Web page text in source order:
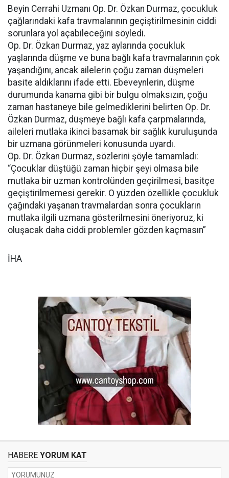
Beyin Cerrahi Uzmanı Op. Dr. Özkan Durmaz, çocukluk
çağlarındaki kafa travmalarının geçiştirilmesinin ciddi
sorunlara yol açabileceğini söyledi.
Op. Dr. Özkan Durmaz, yaz aylarında çocukluk
yaşlarında düşme ve buna bağlı kafa travmalarının çok
yaşandığını, ancak ailelerin çoğu zaman düşmeleri
basite aldıklarını ifade etti. Ebeveynlerin, düşme
durumunda kanama gibi bir bulgu olmaksızın, çoğu
zaman hastaneye bile gelmediklerini belirten Op. Dr.
Özkan Durmaz, düşmeye bağlı kafa çarpmalarında,
aileleri mutlaka ikinci basamak bir sağlık kuruluşunda
bir uzmana görünmeleri konusunda uyardı.
Op. Dr. Özkan Durmaz, sözlerini şöyle tamamladı:
“Çocuklar düştüğü zaman hiçbir şeyi olmasa bile
mutlaka bir uzman kontrolünden geçirilmesi, basitçe
geçiştirilmemesi gerekir. O yüzden özellikle çocukluk
çağındaki yaşanan travmalardan sonra çocukların
mutlaka ilgili uzmana gösterilmesini öneriyoruz, ki
oluşacak daha ciddi problemler gözden kaçmasın”
İHA
HABERE YORUM KAT